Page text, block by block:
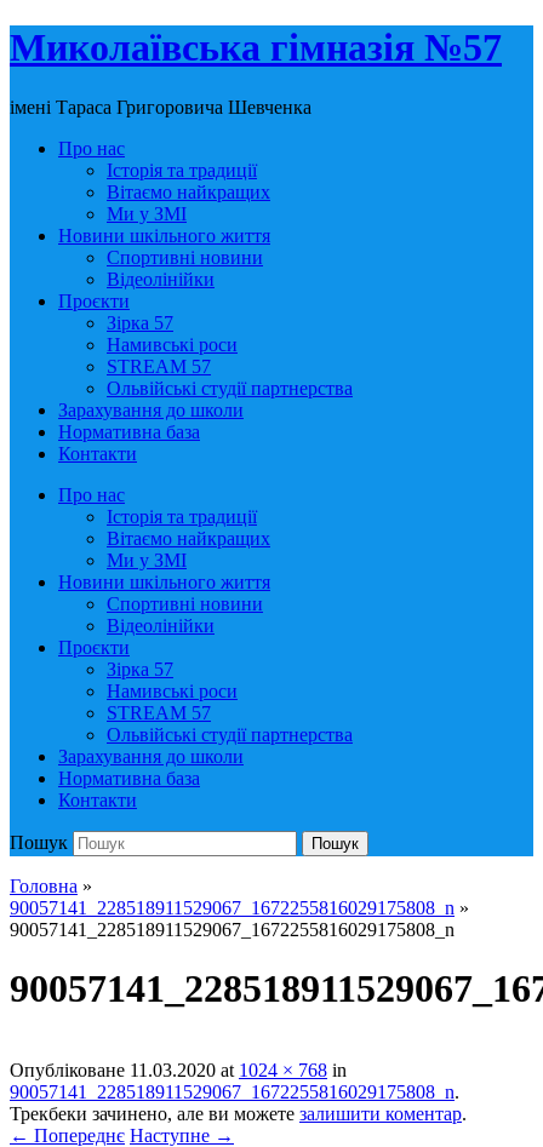
Миколаївська гімназія №57
імені Тараса Григоровича Шевченка
Про нас
Історія та традиції
Вітаємо найкращих
Ми у ЗМІ
Новини шкільного життя
Спортивні новини
Відеолінійки
Проєкти
Зірка 57
Намивські роси
STREAM 57
Ольвійські студії партнерства
Зарахування до школи
Нормативна база
Контакти
Про нас
Історія та традиції
Вітаємо найкращих
Ми у ЗМІ
Новини шкільного життя
Спортивні новини
Відеолінійки
Проєкти
Зірка 57
Намивські роси
STREAM 57
Ольвійські студії партнерства
Зарахування до школи
Нормативна база
Контакти
Пошук Пошук
Головна »
90057141_228518911529067_1672255816029175808_n »
90057141_228518911529067_1672255816029175808_n
Опубліковане 11.03.2020 at 1024 × 768 in
90057141_228518911529067_1672255816029175808_n.
Трекбеки зачинено, але ви можете залишити коментар.
← Попереднє Наступне →